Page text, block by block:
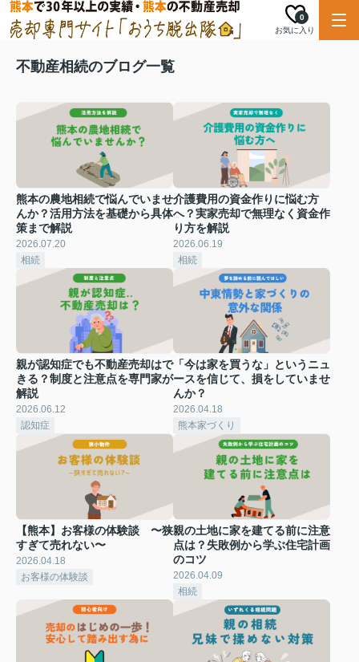
お気に入り
0
不動産相続のブログ一覧
熊本の農地相続で悩んでいませ
んか？活用方法を基礎から具体
策まで解説
2026.07.20
相続
介護費用の資金作りに悩む方
へ？実家売却で無理なく資金作
り方を解説
2026.06.19
相続
親が認知症でも不動産売却はで
きる？制度と注意点を専門家が
解説
2026.06.12
認知症
「今は家を買うな」というニュ
ースを信じて、損をしていませ
んか？
2026.04.18
熊本家づくり
【熊本】お客様の体験談 〜狭
すぎて売れない〜
2026.04.18
お客様の体験談
親の土地に家を建てる前に注意
点は？失敗例から学ぶ住宅計画
のコツ
2026.04.09
相続